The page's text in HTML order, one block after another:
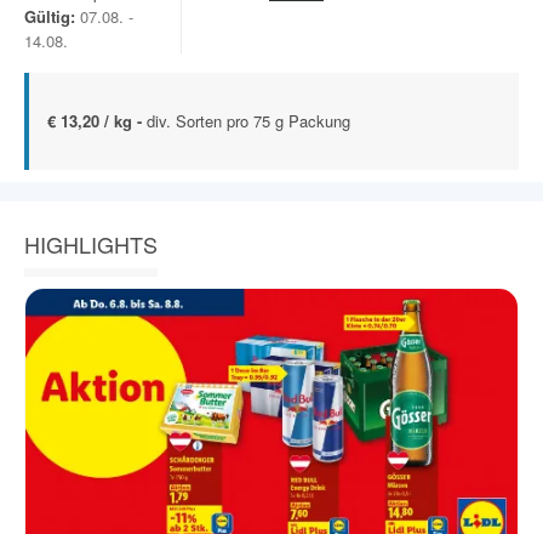
Gültig: 07.08. -
14.08.
€ 13,20 / kg - div. Sorten pro 75 g Packung
HIGHLIGHTS